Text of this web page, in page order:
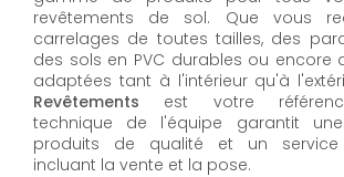
revêtements de sol. Que vous
carrelages de toutes tailles, des
des sols en PVC durables ou encore
adaptées tant à l'intérieur qu'à
Revêtements est votre
technique de l'équipe garantit
produits de qualité et un service
incluant la vente et la pose.